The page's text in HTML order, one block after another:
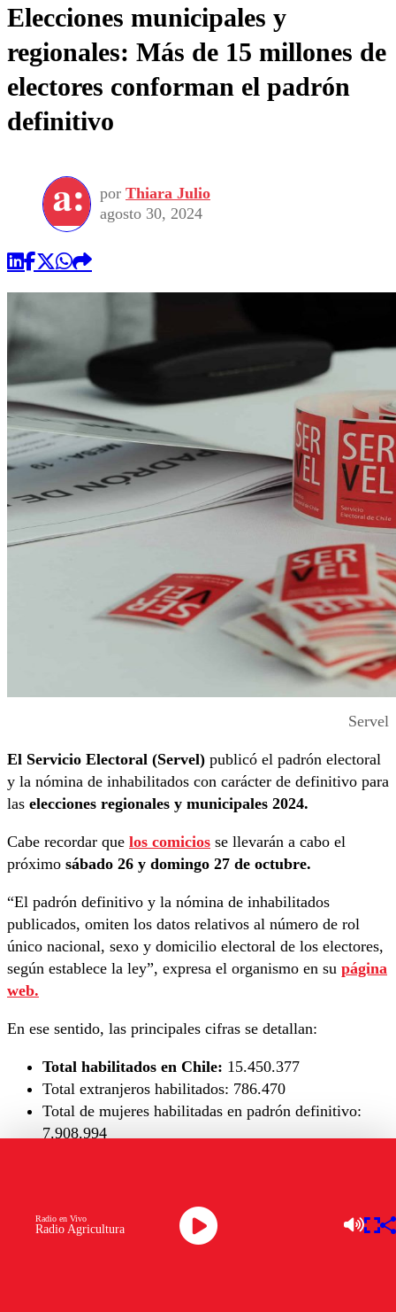
Elecciones municipales y
regionales: Más de 15 millones de
electores conforman el padrón
definitivo
por Thiara Julio
agosto 30, 2024
Servel
El Servicio Electoral (Servel) publicó el padrón electoral
y la nómina de inhabilitados con carácter de definitivo para
las elecciones regionales y municipales 2024.
Cabe recordar que los comicios se llevarán a cabo el
próximo sábado 26 y domingo 27 de octubre.
“El padrón definitivo y la nómina de inhabilitados
publicados, omiten los datos relativos al número de rol
único nacional, sexo y domicilio electoral de los electores,
según establece la ley”, expresa el organismo en su página
web.
En ese sentido, las principales cifras se detallan:
Total habilitados en Chile: 15.450.377
Total extranjeros habilitados: 786.470
Total de mujeres habilitadas en padrón definitivo:
7.908.994
Finalmente, puedes conocer el padrón electoral definitivo y
Radio Agricultura
Radio en Vivo